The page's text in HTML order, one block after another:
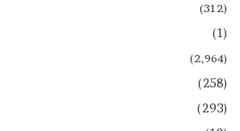
(312)
(1)
(2,964)
(258)
(293)